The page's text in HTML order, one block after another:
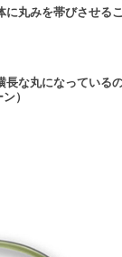
丸みを帯びさせる
な丸になっている
）